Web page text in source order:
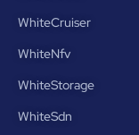
WhiteCruiser
WhiteNfv
WhiteStorage
WhiteSdn